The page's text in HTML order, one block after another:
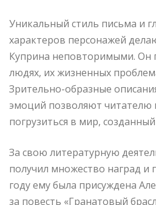
Уникальный стиль письма и
характеров персонажей
Куприна неповторимыми. Он
людях, их жизненных
Зрительно-образные
эмоций позволяют читателю
погрузиться в мир,
За свою литературную
получил множество наград и
году ему была присуждена
за повесть «Гранатовый